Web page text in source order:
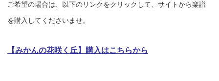
ご希望の場合は、以下のリンクをクリックして、サイトから楽譜
を購入してくださいませ。
【みかんの花咲く丘】購入はこちらから